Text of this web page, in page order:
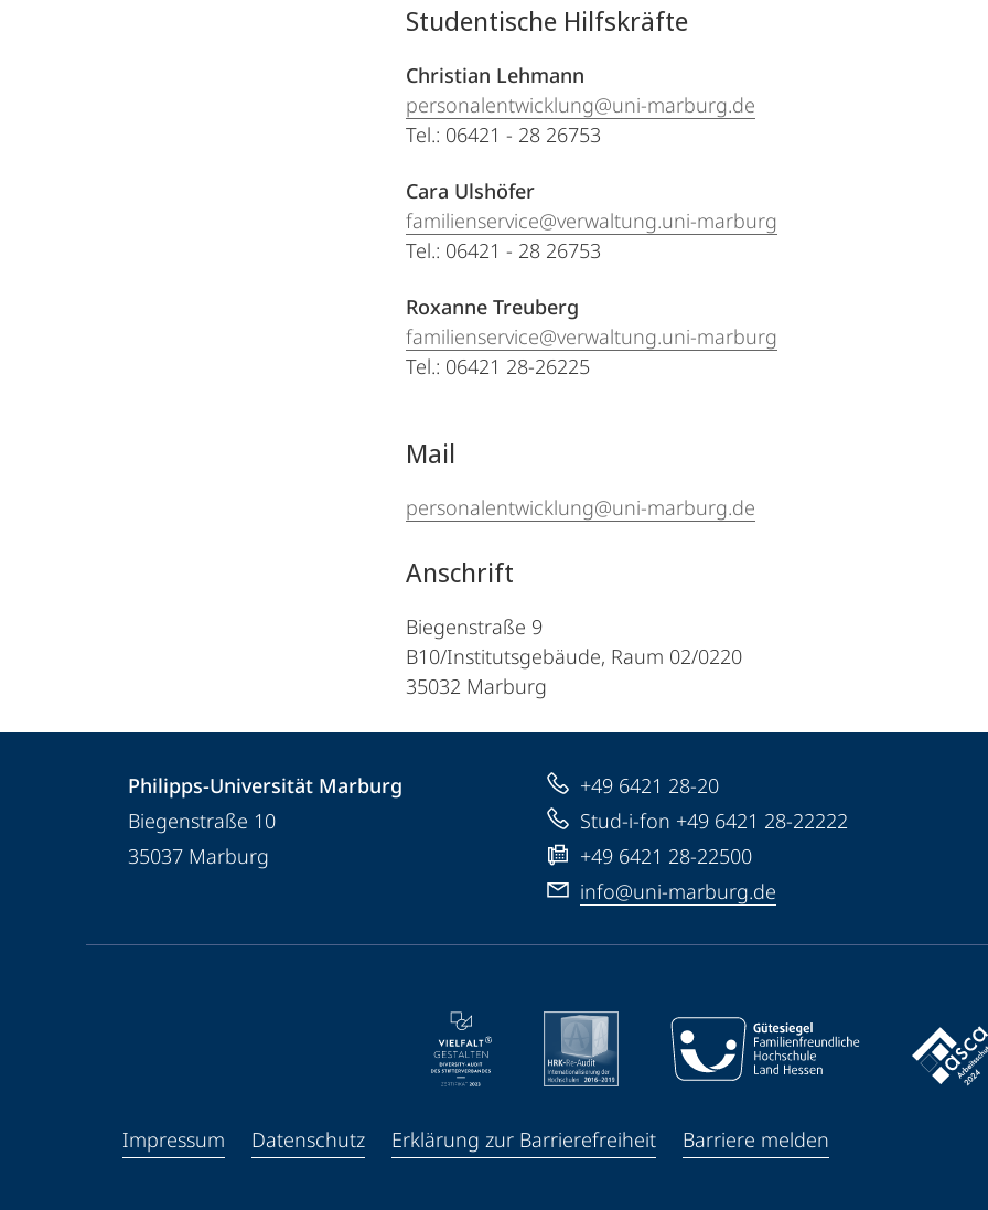
Studentische Hilfskräfte
Christian Lehmann
personalentwicklung@uni-marburg.de
Tel.: 06421 - 28 26753
Cara Ulshöfer
familienservice@verwaltung.uni-marburg
Tel.: 06421 - 28 26753
Roxanne Treuberg
familienservice@verwaltung.uni-marburg
Tel.: 06421 28-26225
Mail
personalentwicklung@uni-marburg.de
Anschrift
Biegenstraße 9
B10/Institutsgebäude, Raum 02/0220
35032 Marburg
Informationen
Kontaktinformationen
Philipps-
Universität
Marburg
Philipps-Universität Marburg
Biegenstraße 10
35037 Marburg
+49 6421 28-20
Stud-i-fon +49 6421 28-22222
+49 6421 28-22500
info@uni-marburg.de
Media
Kontakte
Impressum Datenschutz Erklärung zur Barrierefreiheit
Barriere melden
FacebookYoutubeInstagram